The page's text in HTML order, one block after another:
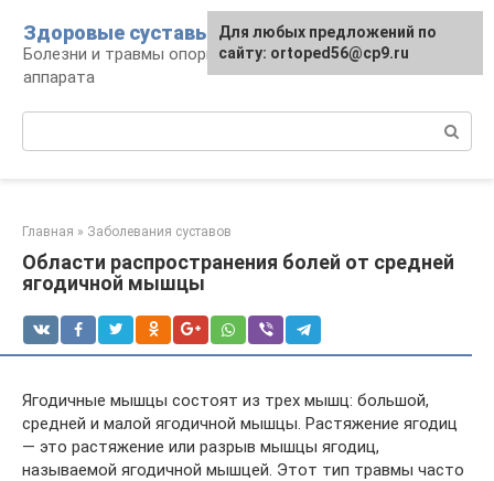
контенту
Здоровые суставы
Болезни и травмы опорно-двигательного
аппарата
Главная » Заболевания суставов
Области распространения болей от средней
ягодичной мышцы
Ягодичные мышцы состоят из трех мышц: большой,
средней и малой ягодичной мышцы. Растяжение ягодиц
— это растяжение или разрыв мышцы ягодиц,
называемой ягодичной мышцей. Этот тип травмы часто
Для любых предложений по
сайту: ortoped56@cp9.ru